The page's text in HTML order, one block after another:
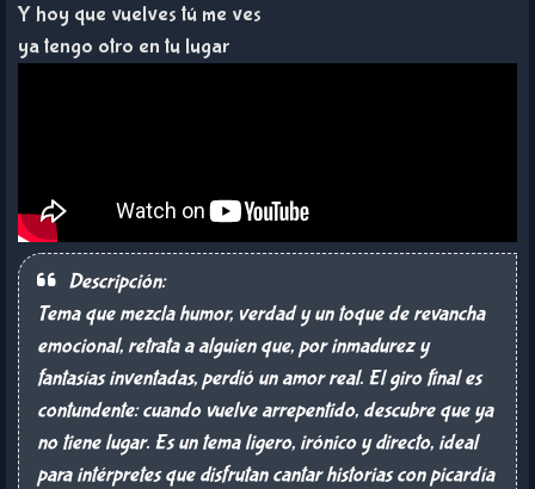
Y hoy que vuelves tú me ves
ya tengo otro en tu lugar
Descripción:
Tema que mezcla humor, verdad y un toque de revancha
emocional, retrata a alguien que, por inmadurez y
fantasías inventadas, perdió un amor real. El giro final es
contundente: cuando vuelve arrepentido, descubre que ya
no tiene lugar. Es un tema ligero, irónico y directo, ideal
para intérpretes que disfrutan cantar historias con picardía